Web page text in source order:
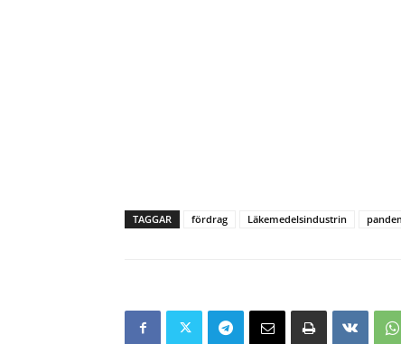
TAGGAR fördrag Läkemedelsindustrin